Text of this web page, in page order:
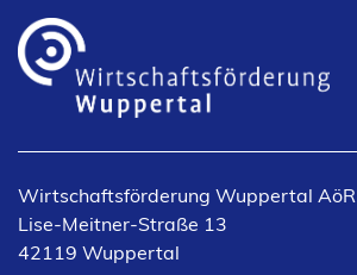
Wirtschaftsförderung Wuppertal AöR
Lise-Meitner-Straße 13
42119 Wuppertal